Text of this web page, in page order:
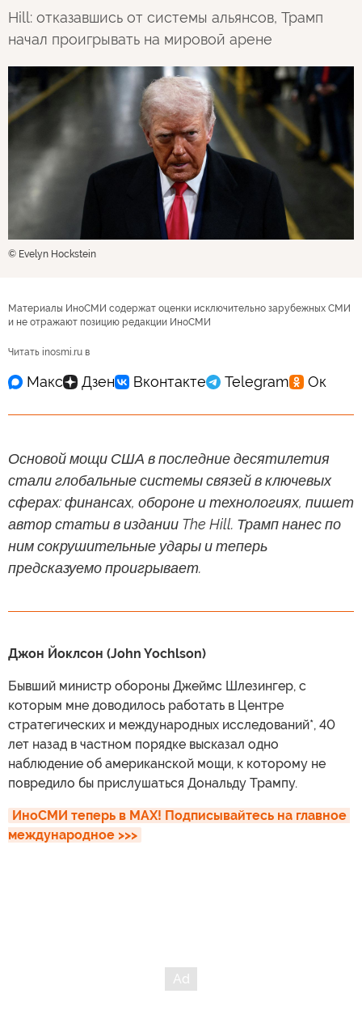
Hill: отказавшись от системы альянсов, Трамп
начал проигрывать на мировой арене
© Evelyn Hockstein
Материалы ИноСМИ содержат оценки исключительно зарубежных СМИ
и не отражают позицию редакции ИноСМИ
Читать inosmi.ru в
Основой мощи США в последние десятилетия
стали глобальные системы связей в ключевых
сферах: финансах, обороне и технологиях, пишет
автор статьи в издании The Hill. Трамп нанес по
ним сокрушительные удары и теперь
предсказуемо проигрывает.
Джон Йоклсон (John Yochlson)
Бывший министр обороны Джеймс Шлезингер, с
которым мне доводилось работать в Центре
стратегических и международных исследований*, 40
лет назад в частном порядке высказал одно
наблюдение об американской мощи, к которому не
повредило бы прислушаться Дональду Трампу.
ИноСМИ теперь в MAX! Подписывайтесь на главное
международное >>>